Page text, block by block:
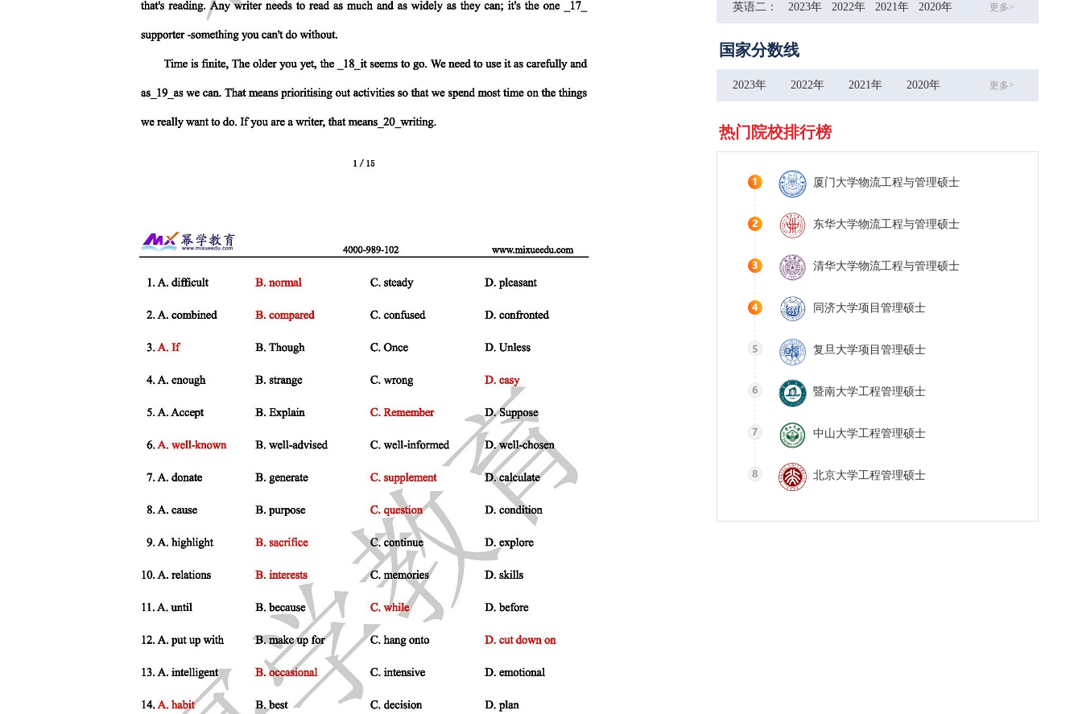
英语二： 2023年 2022年 2021年 2020年 更多>
国家分数线
2023年 2022年 2021年 2020年 更多>
热门院校排行榜
厦门大学物流工程与管理硕士
东华大学物流工程与管理硕士
清华大学物流工程与管理硕士
同济大学项目管理硕士
复旦大学项目管理硕士
暨南大学工程管理硕士
中山大学工程管理硕士
北京大学工程管理硕士